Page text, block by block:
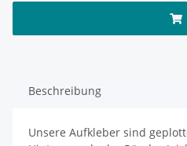
Beschreibung
Unsere Aufkleber sind